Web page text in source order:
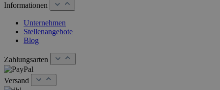
Informationen
Unternehmen
Stellenangebote
Blog
Zahlungsarten
Versand